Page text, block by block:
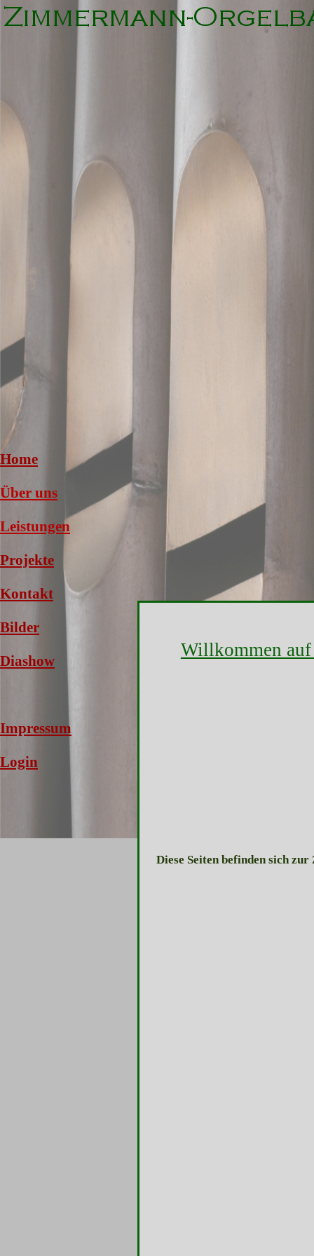
Willkommen auf
Diese Seiten befinden sich
Home
Über uns
Leistungen
Projekte
Kontakt
Bilder
Diashow
Impressum
Login